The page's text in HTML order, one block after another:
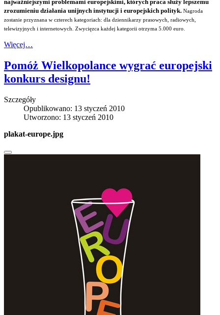
najważniejszymi problemami europejskimi, których praca służy lepszemu
zrozumieniu działania unijnych instytucji i europejskich polityk. Nagroda
zostanie przyznana w czterech kategoriach: dla dziennikarzy prasowych, radiowych,
telewizyjnych i internetowych. Zwycięzca każdej kategorii otrzyma 5.000 euro.
Więcej…
Pomóż Wielkopolance wygrać europejski
konkurs designu!
Szczegóły
Opublikowano: 13 styczeń 2010
Utworzono: 13 styczeń 2010
plakat-europe.jpg